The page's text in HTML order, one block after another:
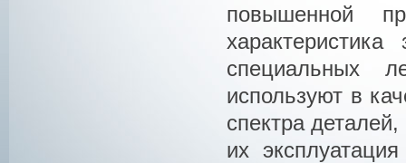
повышенной
специальных
используют в
спектра
их